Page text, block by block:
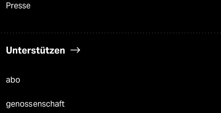
Presse
Unterstützen
abo
genossenschaft